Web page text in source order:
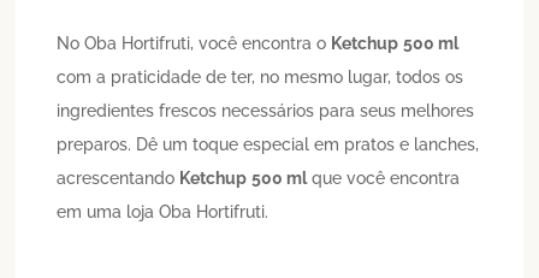
No Oba Hortifruti, você encontra o Ketchup 500 ml
com a praticidade de ter, no mesmo lugar, todos os
ingredientes frescos necessários para seus melhores
preparos. Dê um toque especial em pratos e lanches,
acrescentando Ketchup 500 mlque você encontra
em uma loja Oba Hortifruti.